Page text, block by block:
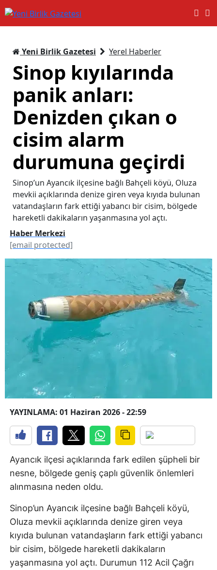
Yeni Birlik Gazetesi Yerel Haberler
Sinop kıyılarında
panik anları:
Denizden çıkan o
cisim alarm
durumuna geçirdi
Sinop’un Ayancık ilçesine bağlı Bahçeli köyü, Oluza
mevkii açıklarında denize giren veya kıyıda bulunan
vatandaşların fark ettiği yabancı bir cisim, bölgede
hareketli dakikaların yaşanmasına yol açtı.
Haber Merkezi
[email protected]
YAYINLAMA: 01 Haziran 2026 - 22:59
Ayancık ilçesi açıklarında fark edilen şüpheli bir
nesne, bölgede geniş çaplı güvenlik önlemleri
alınmasına neden oldu.
Sinop’un Ayancık ilçesine bağlı Bahçeli köyü,
Oluza mevkii açıklarında denize giren veya
kıyıda bulunan vatandaşların fark ettiği yabancı
bir cisim, bölgede hareketli dakikaların
yaşanmasına yol açtı. Durumun 112 Acil Çağrı